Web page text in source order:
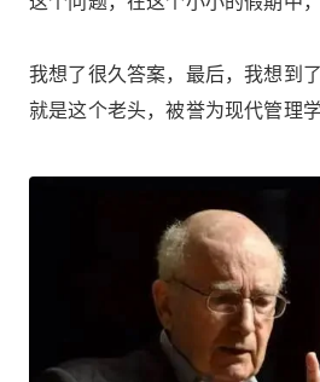
我想了很久答案，最后，我想到
就是这个老头，被誉为现代管理学